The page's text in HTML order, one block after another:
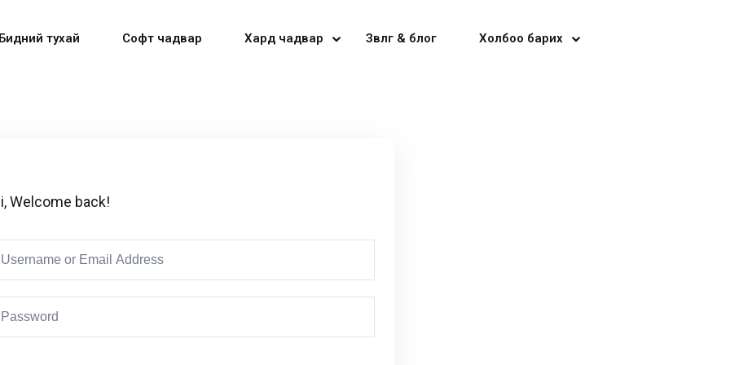
тухай Софт чадвар Хард чадвар Зөвлөгөө & блог Холбоо барих
Welcome back!
Don’t have an account?Sign up